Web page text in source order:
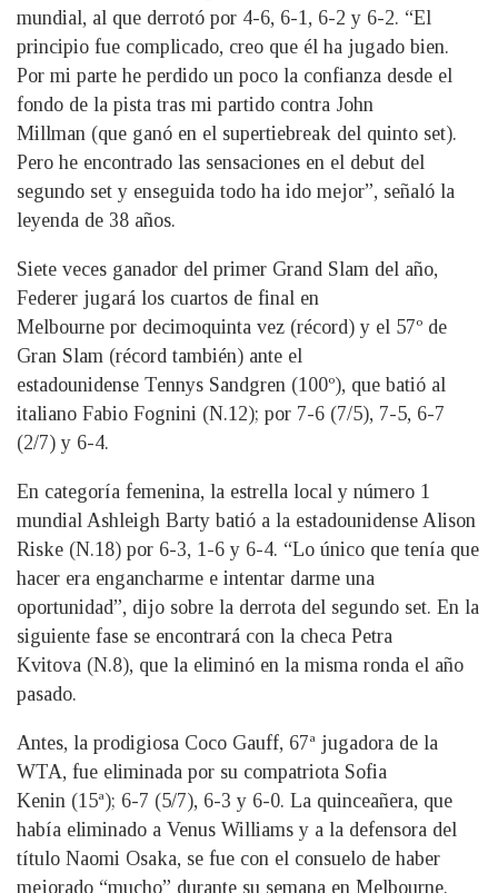
mundial, al que derrotó por 4-6, 6-1, 6-2 y 6-2. “El
principio fue complicado, creo que él ha jugado bien.
Por mi parte he perdido un poco la confianza desde el
fondo de la pista tras mi partido contra John
Millman (que ganó en el supertiebreak del quinto set).
Pero he encontrado las sensaciones en el debut del
segundo set y enseguida todo ha ido mejor”, señaló la
leyenda de 38 años.
Siete veces ganador del primer Grand Slam del año,
Federer jugará los cuartos de final en
Melbourne por decimoquinta vez (récord) y el 57º de
Gran Slam (récord también) ante el
estadounidense Tennys Sandgren (100º), que batió al
italiano Fabio Fognini (N.12); por 7-6 (7/5), 7-5, 6-7
(2/7) y 6-4.
En categoría femenina, la estrella local y número 1
mundial Ashleigh Barty batió a la estadounidense Alison
Riske (N.18) por 6-3, 1-6 y 6-4. “Lo único que tenía que
hacer era engancharme e intentar darme una
oportunidad”, dijo sobre la derrota del segundo set. En la
siguiente fase se encontrará con la checa Petra
Kvitova (N.8), que la eliminó en la misma ronda el año
pasado.
Antes, la prodigiosa Coco Gauff, 67ª jugadora de la
WTA, fue eliminada por su compatriota Sofia
Kenin (15ª); 6-7 (5/7), 6-3 y 6-0. La quinceañera, que
había eliminado a Venus Williams y a la defensora del
título Naomi Osaka, se fue con el consuelo de haber
mejorado “mucho” durante su semana en Melbourne.